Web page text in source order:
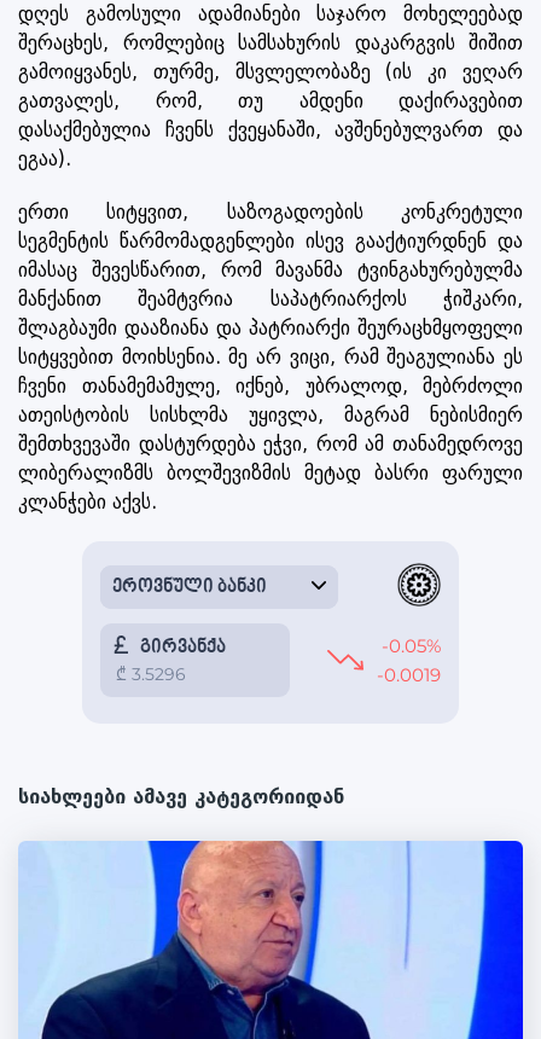
დღეს გამოსული ადამიანები საჯარო მოხელეებად
შერაცხეს, რომლებიც სამსახურის დაკარგვის შიშით
გამოიყვანეს, თურმე, მსვლელობაზე (ის კი ვეღარ
გათვალეს, რომ, თუ ამდენი დაქირავებით
დასაქმებულია ჩვენს ქვეყანაში, ავშენებულვართ და
ეგაა).
ერთი სიტყვით, საზოგადოების კონკრეტული
სეგმენტის წარმომადგენლები ისევ გააქტიურდნენ და
იმასაც შევესწარით, რომ მავანმა ტვინგახურებულმა
მანქანით შეამტვრია საპატრიარქოს ჭიშკარი,
შლაგბაუმი დააზიანა და პატრიარქი შეურაცხმყოფელი
სიტყვებით მოიხსენია. მე არ ვიცი, რამ შეაგულიანა ეს
ჩვენი თანამემამულე, იქნებ, უბრალოდ, მებრძოლი
ათეისტობის სისხლმა უყივლა, მაგრამ ნებისმიერ
შემთხვევაში დასტურდება ეჭვი, რომ ამ თანამედროვე
ლიბერალიზმს ბოლშევიზმის მეტად ბასრი ფარული
კლანჭები აქვს.
სიახლეები ამავე კატეგორიიდან